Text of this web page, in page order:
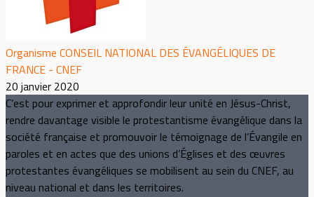
Organisme CONSEIL NATIONAL DES ÉVANGÉLIQUES DE
FRANCE - CNEF
20 janvier 2020
C’est pour exprimer et approfondir leur unité en Jésus-Christ,
rendre davantage visible le protestantisme évangélique dans la
société française et promouvoir le témoignage de l’Évangile en
paroles et en actes que des unions d’Églises et des œuvres
protestantes évangéliques se mobilisent au sein du CNEF, au
niveau national et dans les territoires.